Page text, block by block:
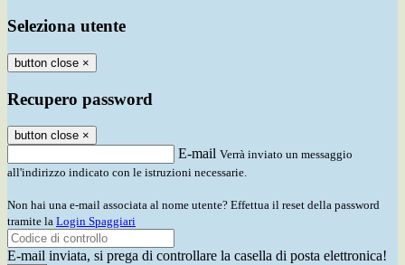
Seleziona utente
button close ×
Recupero password
button close ×
E-mail Verrà inviato un messaggio
all'indirizzo indicato con le istruzioni necessarie.
Non hai una e-mail associata al nome utente? Effettua il reset della password
tramite la Login Spaggiari
E-mail inviata, si prega di controllare la casella di posta elettronica!